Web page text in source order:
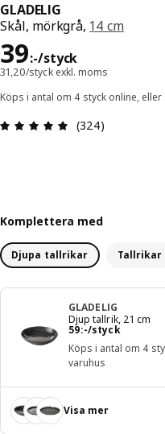
GLADELIG
Skål, mörkgrå, 14 cm
39:-/styck
Pris 39:-/styck
31,20/styck exkl. moms
Köps i antal om 4 styck online, eller
Recension:
(324)
Komplettera med
Djupa tallrikar
GLADELIG
Djup tallrik, 21 cm
59:-/styck
Pris 59:-/styck
Köps i antal om 4
varuhus
Visa mer